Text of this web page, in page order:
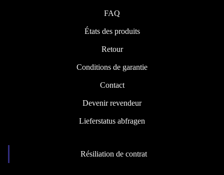
FAQ
États des produits
Retour
Conditions de garantie
Contact
Devenir revendeur
Lieferstatus abfragen
Résiliation de contrat